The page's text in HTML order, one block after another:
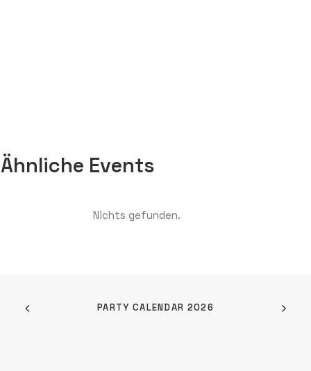
Ähnliche Events
Nichts gefunden.
PARTY CALENDAR 2026